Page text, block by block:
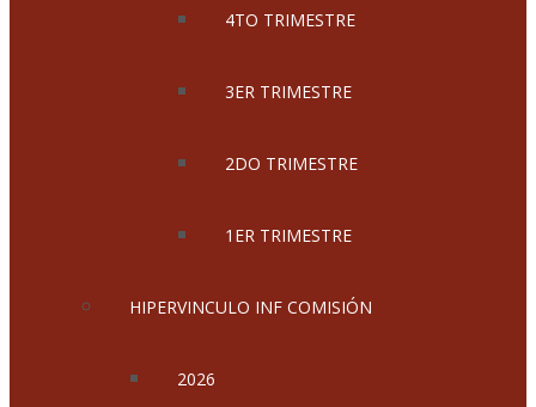
4TO TRIMESTRE
3ER TRIMESTRE
2DO TRIMESTRE
1ER TRIMESTRE
HIPERVINCULO INF COMISIÓN
2026